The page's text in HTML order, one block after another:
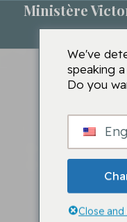
Ministère
We've
speaking
Do you
Close